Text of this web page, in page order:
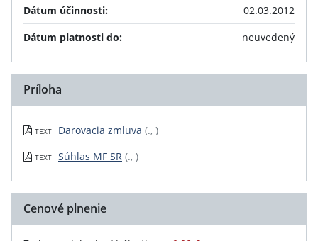
Dátum účinnosti:
02.03.2012
Dátum platnosti do:
neuvedený
Príloha
TEXT Darovacia zmluva (., )
TEXT Súhlas MF SR (., )
Cenové plnenie